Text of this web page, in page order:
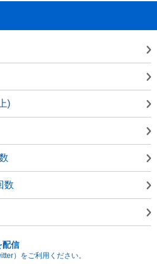
)
数
配信
）をご利用ください。